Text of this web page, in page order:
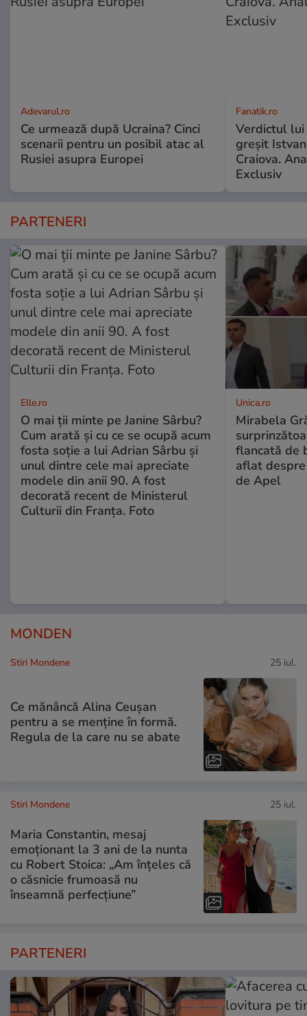
Adevarul.ro
Ce urmează după Ucraina? Cinci
scenarii pentru un posibil atac al
Rusiei asupra Europei
Fanatik.ro
Verdictul lui
greșit
Craiova.
Exclusiv
PARTENERI
Elle.ro
O mai ții minte pe Janine Sârbu?
Cum arată și cu ce se ocupă acum
fosta soție a lui Adrian Sârbu și
unul dintre cele mai apreciate
modele din anii 90. A fost
decorată recent de Ministerul
Culturii din Franța. Foto
Unica.ro
Mirabela
flancată de
aflat
de Apel
MONDEN
Stiri Mondene 25 iul.
Ce mănâncă Alina Ceușan
pentru a se menține în formă.
Regula de la care nu se abate
Stiri Mondene 25 iul.
Maria Constantin, mesaj
emoționant la 3 ani de la nunta
cu Robert Stoica: „Am înțeles că
o căsnicie frumoasă nu
înseamnă perfecțiune”
PARTENERI